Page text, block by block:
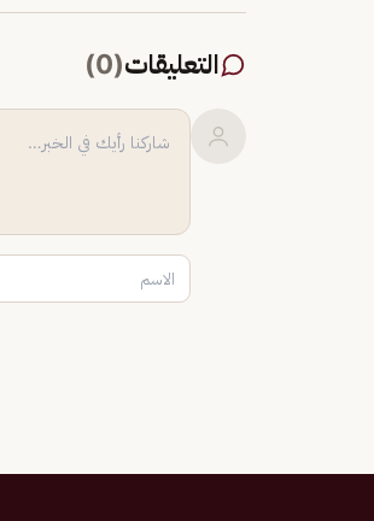
التعليقات(
0
)